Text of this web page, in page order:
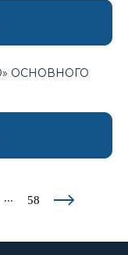
ОСНОВНОГО
... 58